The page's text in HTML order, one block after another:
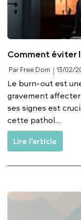
Comment éviter
Par Free Dom 13/02/
Le burn-out est
gravement
ses signes est
cette pathol...
Lire l’article